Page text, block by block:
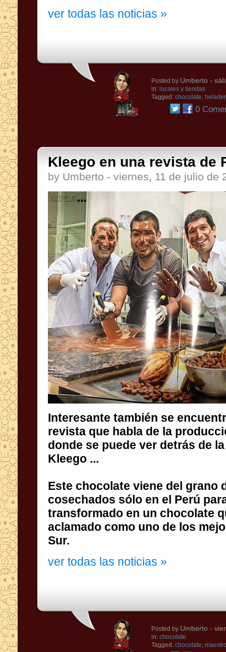
ver todas las noticias »
Posted by Umberto -
in: locales y tiendas
Tagged: chocolate,
0
Kleego en una revista de
by Umberto - viernes, 11 de julio de
Interesante también se
revista que habla de la
donde se puede ver detrás de la
Kleego ...
Este chocolate viene del grano
cosechados sólo en el Perú
transformado en un chocolate
aclamado como uno de los
Sur.
ver todas las noticias »
Posted by Umberto -
in: chocolate
Tagged: chocolate,